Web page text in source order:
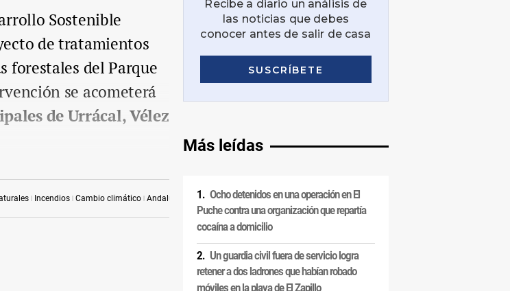
Incendios Cambio climático Andalucía
Sostenible
de tratamientos
forestales del Parque
se acometerá
de Urrácal, Vélez
Más leídas
Ocho detenidos en una operación en El
Puche contra una organización que repartía
cocaína a domicilio
Un guardia civil fuera de servicio logra
retener a dos ladrones que habían robado
móviles en la playa de El Zapillo